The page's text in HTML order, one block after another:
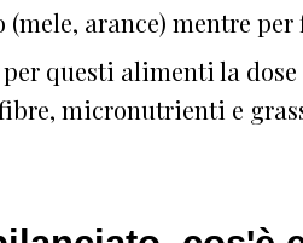
arance) mentre
per questi alimenti la
micronutrienti e